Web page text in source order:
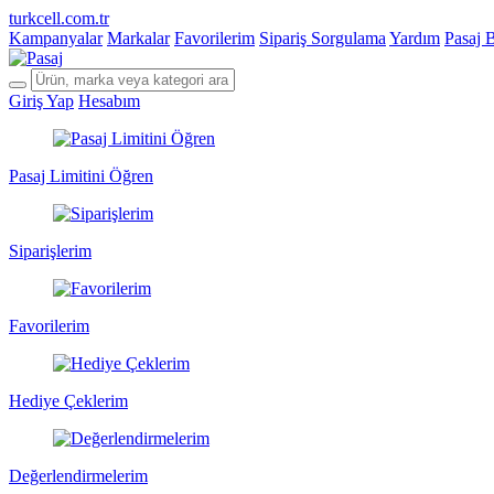
turkcell.com.tr
Kampanyalar Markalar Favorilerim Sipariş Sorgulama Yardım Pasaj
Giriş Yap Hesabım
Pasaj Limitini Öğren
Siparişlerim
Favorilerim
Hediye Çeklerim
Değerlendirmelerim